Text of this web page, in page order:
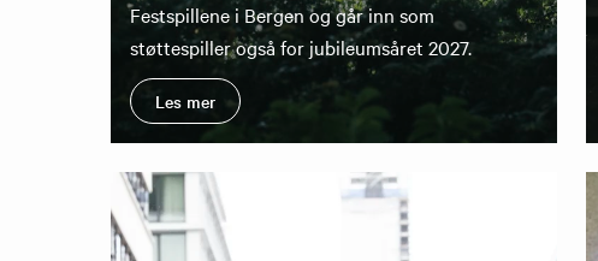
Festspillene i Bergen og går inn som
støttespiller også for jubileumsåret 2027.
Les mer